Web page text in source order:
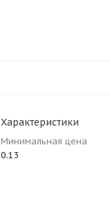
Характеристики
Минимальная цена
0.13